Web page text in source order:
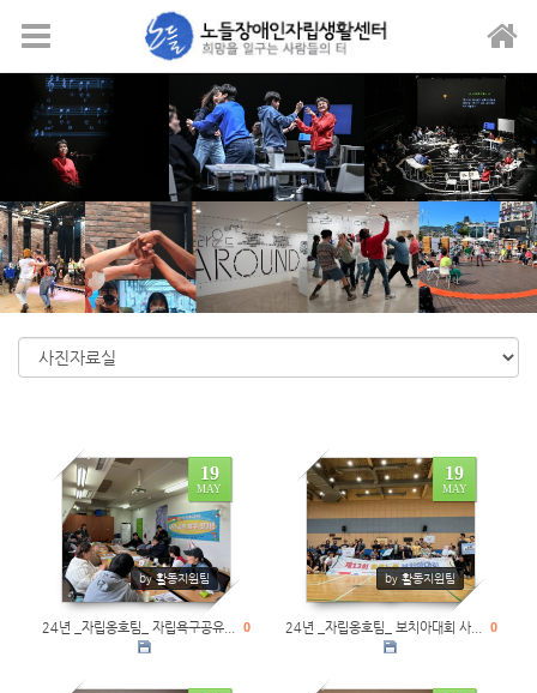
메뉴 건너뛰기
19
MAY
by 활동지원팀
0
24년 _자립옹호팀_ 자립욕구공유... 0
19
MAY
by 활동지원팀
0
24년 _자립옹호팀_ 보치아대회 사... 0